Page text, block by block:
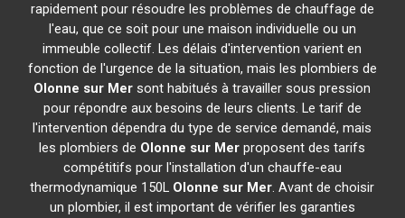
rapidement pour résoudre les problèmes de chauffage de
l'eau, que ce soit pour une maison individuelle ou un
immeuble collectif. Les délais d'intervention varient en
fonction de l'urgence de la situation, mais les plombiers de
Olonne sur Mer sont habitués à travailler sous pression
pour répondre aux besoins de leurs clients. Le tarif de
l'intervention dépendra du type de service demandé, mais
les plombiers de Olonne sur Mer proposent des tarifs
compétitifs pour l'installation d'un chauffe-eau
thermodynamique 150L Olonne sur Mer. Avant de choisir
un plombier, il est important de vérifier les garanties